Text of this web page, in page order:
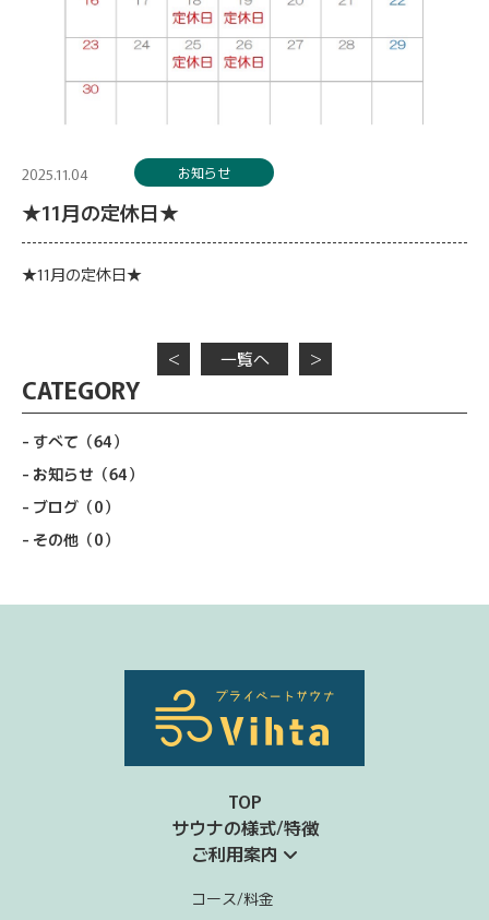
2025.11.04 お知らせ
★11月の定休日★
★11月の定休日★
＜ 一覧へ ＞
CATEGORY
すべて （64）
お知らせ （64）
ブログ （0）
その他 （0）
TOP
サウナの様式/特徴
ご利用案内
コース/料金